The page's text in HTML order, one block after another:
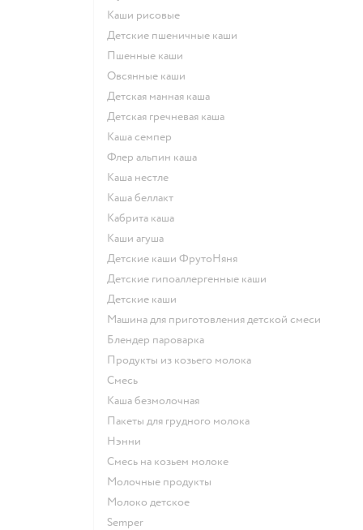
Каши рисовые
Детские пшеничные каши
Пшенные каши
овсянные каши
детская манная каша
детская гречневая каша
каша семпер
флер альпин каша
каша нестле
каша беллакт
кабрита каша
каши агуша
Детские каши ФрутоНяня
Детские гипоаллергенные каши
детские каши
машина для приготовления детской смеси
блендер пароварка
продукты из козьего молока
смесь
каша безмолочная
пакеты для грудного молока
нэнни
смесь на козьем молоке
молочные продукты
молоко детское
semper